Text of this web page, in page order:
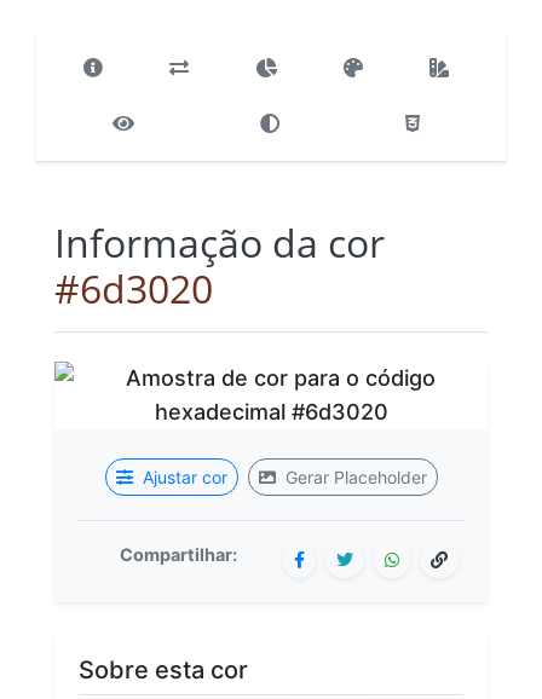
Informação da cor
#6d3020
Ajustar cor Gerar Placeholder
Compartilhar:
Sobre esta cor